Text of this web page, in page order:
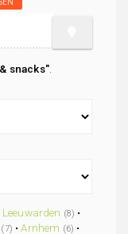
snacks".
Leeuwarden (8) •
(7) •Arnhem (6) •